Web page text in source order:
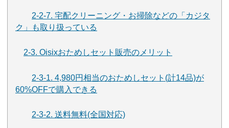
2-2-7. 宅配クリーニング・お掃除などの「カジタ
ク」も取り扱っている
2-3. Oisixおためしセット販売のメリット
2-3-1. 4,980円相当のおためしセット(計14品)が
60%OFFで購入できる
2-3-2. 送料無料(全国対応)